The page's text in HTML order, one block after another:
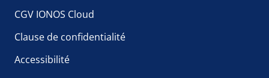
CGV IONOS Cloud
Clause de confidentialité
Accessibilité